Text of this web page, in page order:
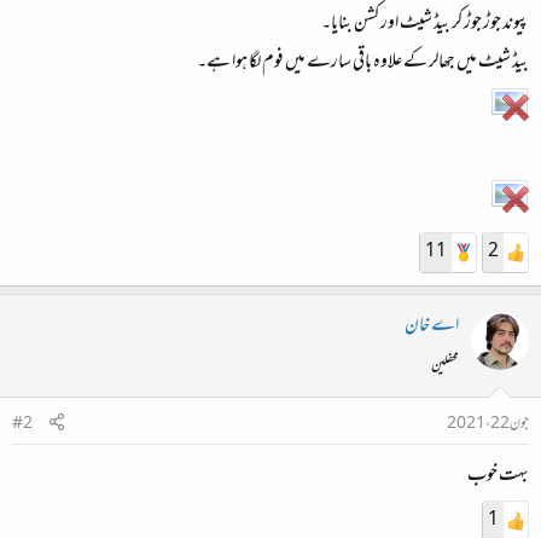
پیوند جوڑ جوڑ کر بیڈ شیٹ اور کشن بنایا۔
بیڈ شیٹ میں جھالر کے علاوہ باقی سارے میں فوم لگا ہوا ہے۔
2
11
اے خان
محفلین
جون 22، 2021
#2
بہت خوب
1